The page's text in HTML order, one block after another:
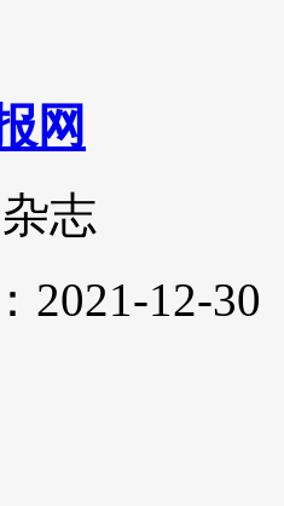
网
志
2021-12-30